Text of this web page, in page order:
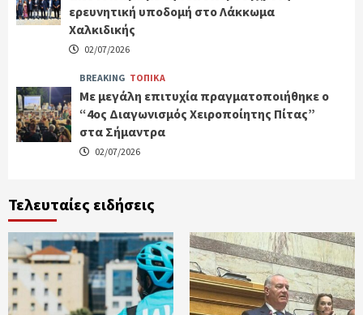
ερευνητική υποδομή στο Λάκκωμα
Χαλκιδικής
02/07/2026
BREAKING ΤΟΠΙΚΑ
Με μεγάλη επιτυχία πραγματοποιήθηκε ο
“4ος Διαγωνισμός Χειροποίητης Πίτας”
στα Σήμαντρα
02/07/2026
Τελευταίες ειδήσεις